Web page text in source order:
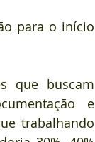
para o início
que buscam
e
trabalhando